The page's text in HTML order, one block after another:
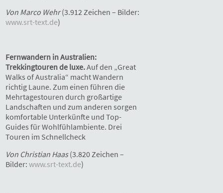
Von Marco Wehr(3.912 Zeichen – Bilder:
www.srt-text.de)
Fernwandern in Australien:
Trekkingtouren de luxe.Auf den „Great
Walks of Australia“ macht Wandern
richtig Laune. Zum einen führen die
Mehrtagestouren durch großartige
Landschaften und zum anderen sorgen
komfortable Unterkünfte und Top-
Guides für Wohlfühlambiente. Drei
Touren im Schnellcheck
Von Christian Haas(3.820 Zeichen –
Bilder: www.srt-text.de)